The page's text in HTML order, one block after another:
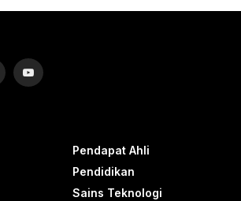
Pendapat Ahli
Pendidikan
Sains Teknologi